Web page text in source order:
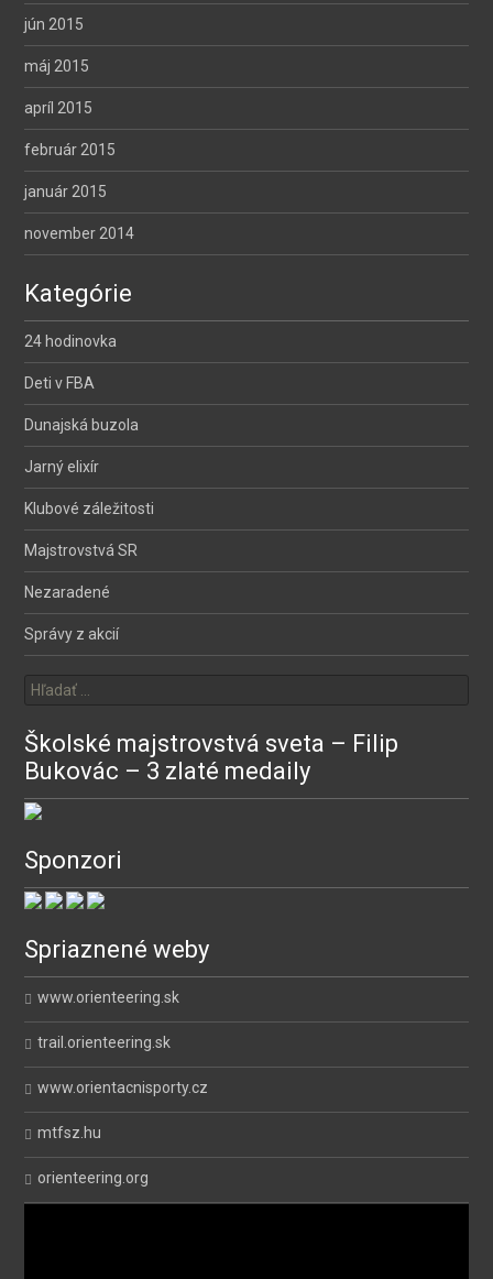
jún 2015
máj 2015
apríl 2015
február 2015
január 2015
november 2014
Kategórie
24 hodinovka
Deti v FBA
Dunajská buzola
Jarný elixír
Klubové záležitosti
Majstrovstvá SR
Nezaradené
Správy z akcií
Školské majstrovstvá sveta – Filip
Bukovác – 3 zlaté medaily
Sponzori
Spriaznené weby
www.orienteering.sk
trail.orienteering.sk
www.orientacnisporty.cz
mtfsz.hu
orienteering.org